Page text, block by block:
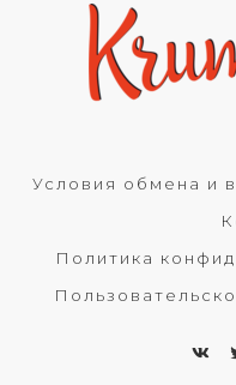
Условия обмена и
Политика